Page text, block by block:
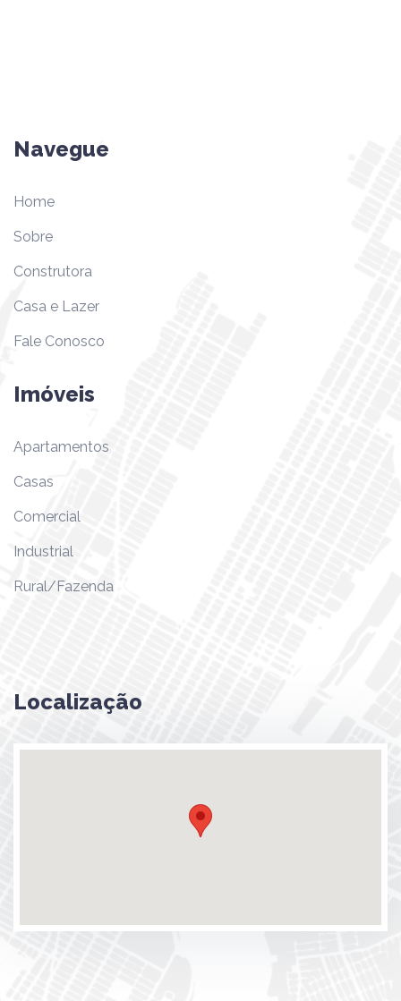
Navegue
Home
Sobre
Construtora
Casa e Lazer
Fale Conosco
Imóveis
Apartamentos
Casas
Comercial
Industrial
Rural/Fazenda
Localização